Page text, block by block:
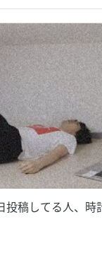
投稿してる人、